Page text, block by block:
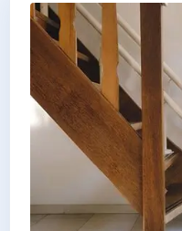
Schneller, sauberer